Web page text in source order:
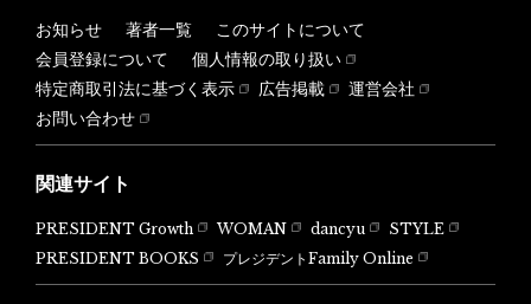
お知らせ 著者一覧
このサイトについて
会員登録について
個人情報の取り扱い
特定商取引法に基づく表示
広告掲載
運営会社
お問い合わせ
関連サイト
PRESIDENT Growth WOMAN dancyu
STYLE
PRESIDENT BOOKS
プレジデントFamily Online